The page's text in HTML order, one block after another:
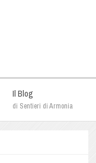
Il Blog
di Sentieri di Armonia